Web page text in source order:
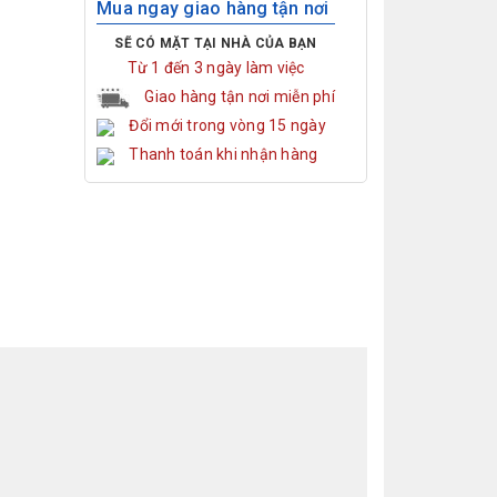
Mua ngay giao hàng tận nơi
SẼ CÓ MẶT TẠI NHÀ CỦA BẠN
Từ 1 đến 3 ngày làm việc
Giao hàng tận nơi miễn phí
Đổi mới trong vòng 15 ngày
Thanh toán khi nhận hàng